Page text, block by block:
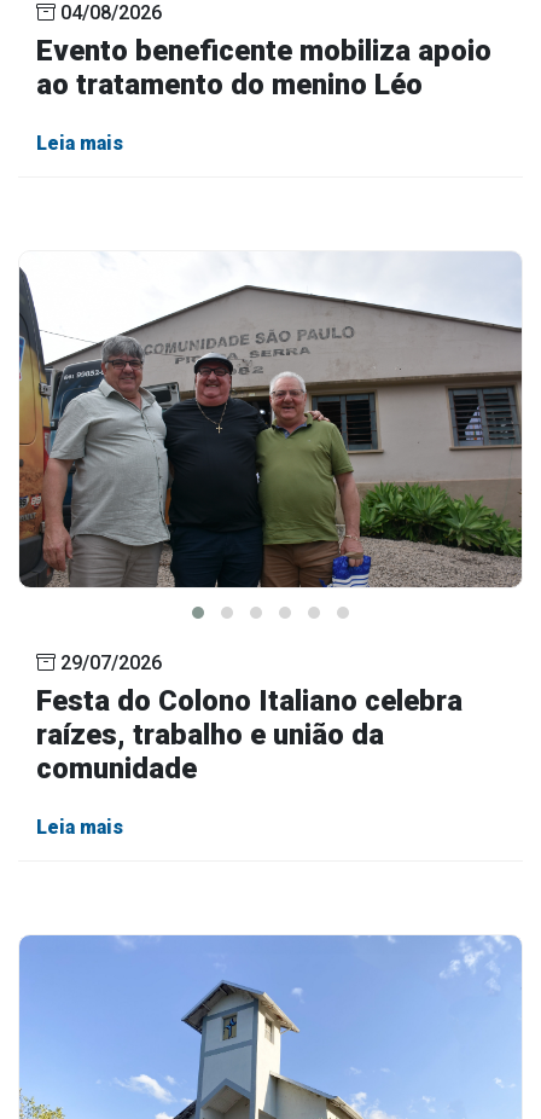
04/08/2026
Evento beneficente mobiliza apoio
ao tratamento do menino Léo
Leia mais
29/07/2026
Festa do Colono Italiano celebra
raízes, trabalho e união da
comunidade
Leia mais